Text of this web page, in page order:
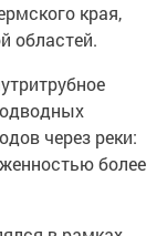
края,
областей.
через реки:
более